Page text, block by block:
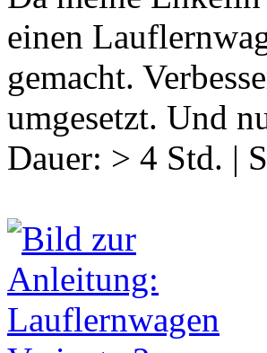
einen
gemacht.
umgesetzt. Und
Dauer: > 4 Std. |